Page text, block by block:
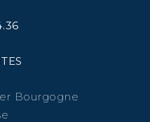
Bourgogne